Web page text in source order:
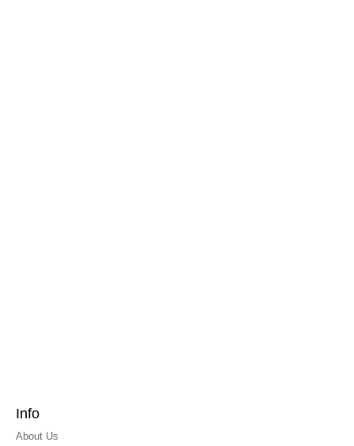
Info
About Us